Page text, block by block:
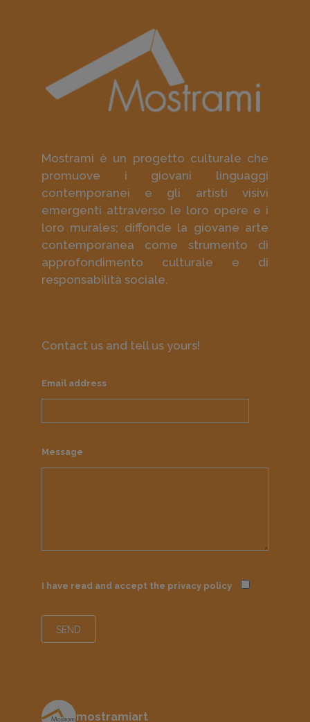
Mostrami è un progetto culturale che
promuove i giovani linguaggi
contemporanei e gli artisti visivi
emergenti attraverso le loro opere e i
loro murales; diffonde la giovane arte
contemporanea come strumento di
approfondimento culturale e di
responsabilità sociale.
Contact us and tell us yours!
Email address
Message
I have read and accept the privacy policy
mostramiart